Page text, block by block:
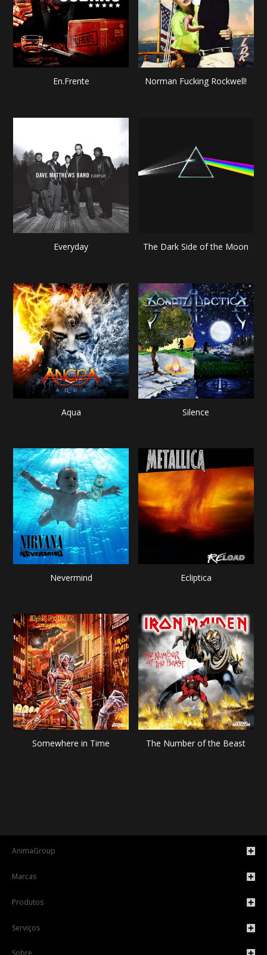
En.Frente Norman Fucking Rockwell!
Everyday The Dark Side of the Moon
Aqua Silence
Nevermind Ecliptica
Somewhere in Time The Number of the Beast
AnimaGroup
Marcas
Produtos
Serviços